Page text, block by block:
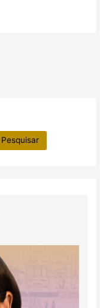
Pesquisar